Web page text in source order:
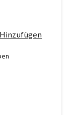
Hinzufügen